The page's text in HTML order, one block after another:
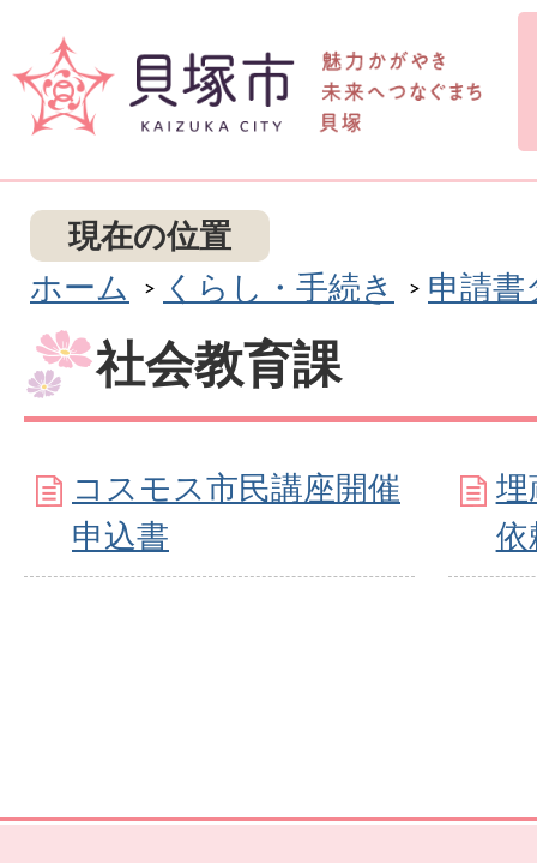
現在の位置
ホーム
くらし・手続き 申請書
社会教育課
コスモス市民講座開催
申込書
埋
依